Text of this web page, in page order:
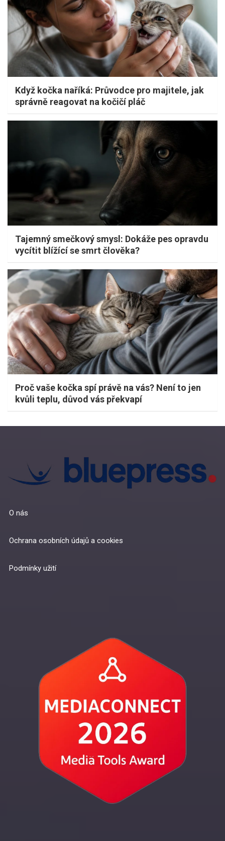
Když kočka naříká: Průvodce pro majitele, jak
správně reagovat na kočičí pláč
Tajemný smečkový smysl: Dokáže pes opravdu
vycítit blížící se smrt člověka?
Proč vaše kočka spí právě na vás? Není to jen
kvůli teplu, důvod vás překvapí
O nás
Ochrana osobních údajů a cookies
Podmínky užití